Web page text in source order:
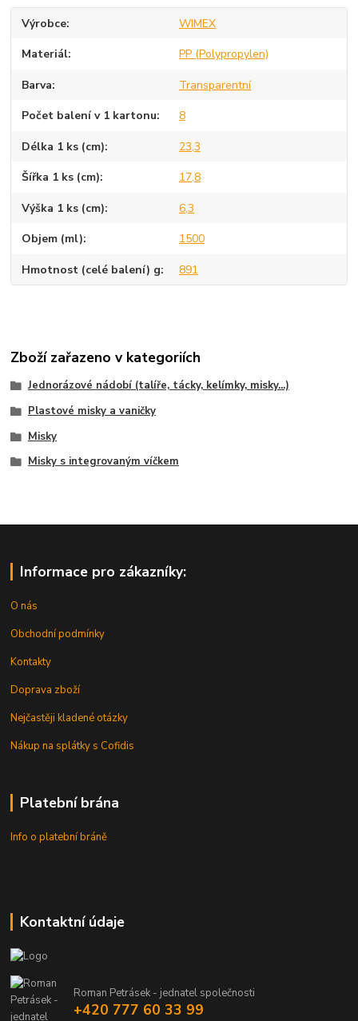
Výrobce WIMEX
Materiál PP (Polypropylen)
Barva Transparentní
Počet balení v 1 kartonu 8
Délka 1 ks (cm) 23,3
Šířka 1 ks (cm) 17,8
Výška 1 ks (cm) 6,3
Objem (ml) 1500
Hmotnost (celé balení) g 891
Zboží zařazeno v kategoriích
Jednorázové nádobí (talíře, tácky, kelímky, misky...)
Plastové misky a vaničky
Misky
Misky s integrovaným víčkem
Informace pro zákazníky:
O nás
Obchodní podmínky
Kontakty
Doprava zboží
Nejčastěji kladené otázky
Nákup na splátky s Cofidis
Platební brána
Info o platební bráně
Kontaktní údaje
Roman Petrásek - jednatel společnosti
+420 777 60 33 99